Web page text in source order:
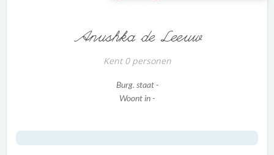
Anushka de Leeuw
Kent 0 personen
Burg. staat -
Woont in -